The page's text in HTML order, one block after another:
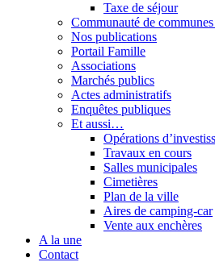
Taxe de séjour
Communauté de
Nos publications
Portail Famille
Associations
Marchés publics
Actes administratifs
Enquêtes publiques
Et aussi…
Opérations
Travaux en cours
Salles municipales
Cimetières
Plan de la ville
Aires de camping-car
Vente aux enchères
A la une
Contact